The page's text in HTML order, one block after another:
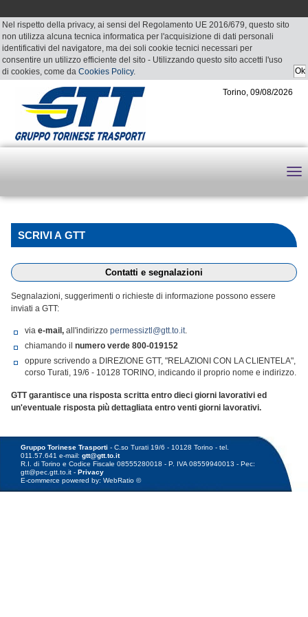
Nel rispetto della privacy, ai sensi del Regolamento UE 2016/679, questo sito
non utilizza alcuna tecnica informatica per l'acquisizione di dati personali
identificativi del navigatore, ma dei soli cookie tecnici necessari per
consentire un utilizzo efficiente del sito - Utilizzando questo sito accetti l'uso
di cookies, come da Cookies Policy.
Torino, 09/08/2026
SCRIVI A GTT
Contatti e segnalazioni
Segnalazioni, suggerimenti o richieste di informazione possono essere
inviati a GTT:
via e-mail, all'indirizzo permessiztl@gtt.to.it.
chiamando il numero verde 800-019152
oppure scrivendo a DIREZIONE GTT, "RELAZIONI CON LA CLIENTELA",
corso Turati, 19/6 - 10128 TORINO, indicando il proprio nome e indirizzo.
GTT garantisce una risposta scritta entro dieci giorni lavorativi ed
un'eventuale risposta più dettagliata entro venti giorni lavorativi.
Gruppo Torinese Trasporti - C.so Turati 19/6 - 10128 Torino - tel.
011.57.641 e-mail:gtt@gtt.to.it
R.I. di Torino e Codice Fiscale 08555280018 - P. IVA 08559940013 - Pec:
gtt@pec.gtt.to.it -Privacy
E-commerce powered by: WebRatio ©